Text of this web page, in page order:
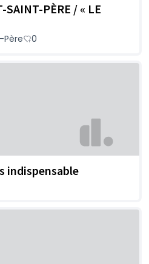
SAINT-PÈRE / « LE
0
indispensable